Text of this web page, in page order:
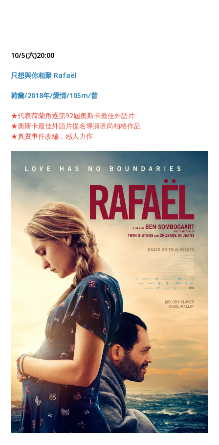
10/5(六)20:00
只想與你相聚 Rafaël
荷蘭/2018年/愛情/105m/普
★代表荷蘭角逐第92屆奧斯卡最佳外語片
★奧斯卡最佳外語片提名導演班尚柏格作品
★真實事件改編，感人力作